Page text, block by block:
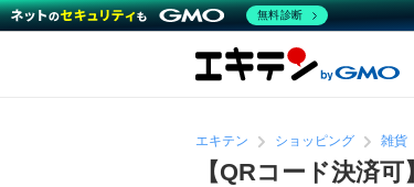
エキテン ショッピング 雑貨
【QRコード決済
無料診断